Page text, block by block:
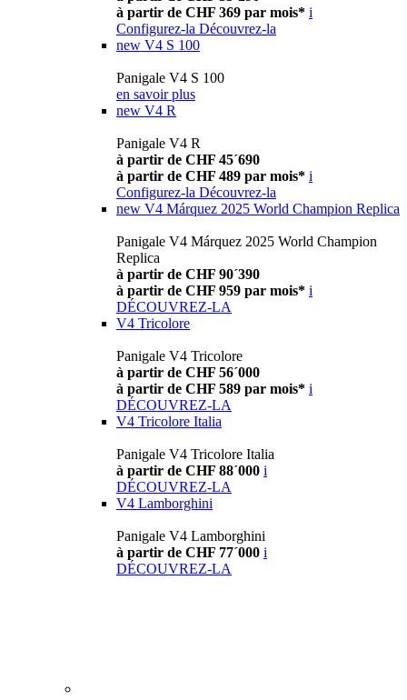
à partir de CHF 369 par mois* i
Configurez-la Découvrez-la
new V4 S 100
Panigale V4 S 100
en savoir plus
new V4 R
Panigale V4 R
à partir de CHF 45´690
à partir de CHF 489 par mois* i
Configurez-la Découvrez-la
new V4 Márquez 2025 World Champion Replica
Panigale V4 Márquez 2025 World Champion
Replica
à partir de CHF 90´390
à partir de CHF 959 par mois* i
DÉCOUVREZ-LA
V4 Tricolore
Panigale V4 Tricolore
à partir de CHF 56´000
à partir de CHF 589 par mois* i
DÉCOUVREZ-LA
V4 Tricolore Italia
Panigale V4 Tricolore Italia
à partir de CHF 88´000 i
DÉCOUVREZ-LA
V4 Lamborghini
Panigale V4 Lamborghini
à partir de CHF 77´000 i
DÉCOUVREZ-LA